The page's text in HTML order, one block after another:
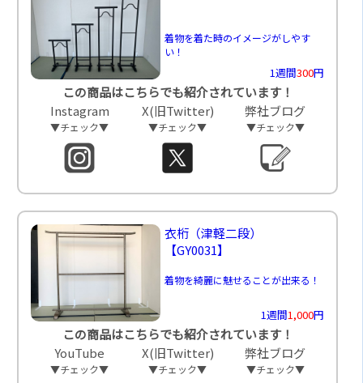
着物を着た時のイメージがしやす
い！
1週間300円
この商品はこちらでも紹介されています！
Instagram
▼チェック▼
X(旧Twitter)
▼チェック▼
弊社ブログ
▼チェック▼
衣桁（津軽二段）
【GY0031】
着物を綺麗に魅せることが出来る！
1週間1,000円
この商品はこちらでも紹介されています！
YouTube
▼チェック▼
X(旧Twitter)
▼チェック▼
弊社ブログ
▼チェック▼